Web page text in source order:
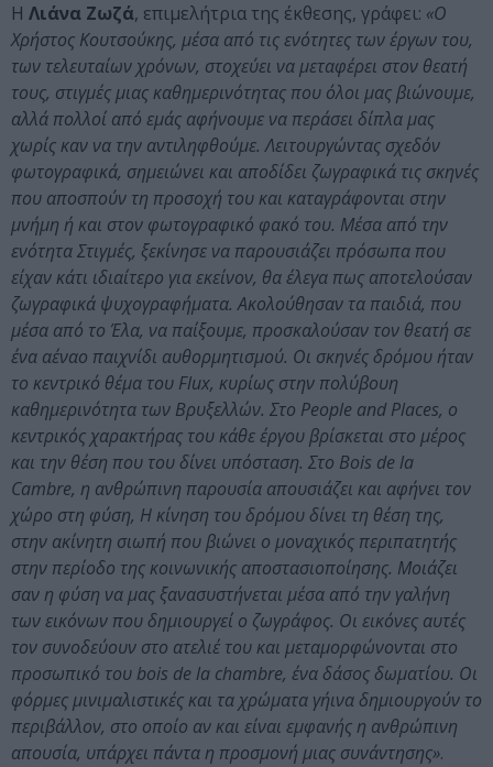
Η Λιάνα Ζωζά, επιμελήτρια της έκθεσης, γράφει: «Ο
Χρήστος Κουτσούκης, μέσα από τις ενότητες των έργων του,
των τελευταίων χρόνων, στοχεύει να μεταφέρει στον θεατή
τους, στιγμές μιας καθημερινότητας που όλοι μας βιώνουμε,
αλλά πολλοί από εμάς αφήνουμε να περάσει δίπλα μας
χωρίς καν να την αντιληφθούμε. Λειτουργώντας σχεδόν
φωτογραφικά, σημειώνει και αποδίδει ζωγραφικά τις σκηνές
που αποσπούν τη προσοχή του και καταγράφονται στην
μνήμη ή και στον φωτογραφικό φακό του. Μέσα από την
ενότητα Στιγμές, ξεκίνησε να παρουσιάζει πρόσωπα που
είχαν κάτι ιδιαίτερο για εκείνον, θα έλεγα πως αποτελούσαν
ζωγραφικά ψυχογραφήματα. Ακολούθησαν τα παιδιά, που
μέσα από το Έλα, να παίξουμε, προσκαλούσαν τον θεατή σε
ένα αέναο παιχνίδι αυθορμητισμού. Οι σκηνές δρόμου ήταν
το κεντρικό θέμα του Flux, κυρίως στην πολύβουη
καθημερινότητα των Βρυξελλών. Στο People and Places, ο
κεντρικός χαρακτήρας του κάθε έργου βρίσκεται στο μέρος
και την θέση που του δίνει υπόσταση. Στο Bois de la
Cambre, η ανθρώπινη παρουσία απουσιάζει και αφήνει τον
χώρο στη φύση, Η κίνηση του δρόμου δίνει τη θέση της,
στην ακίνητη σιωπή που βιώνει ο μοναχικός περιπατητής
στην περίοδο της κοινωνικής αποστασιοποίησης. Μοιάζει
σαν η φύση να μας ξανασυστήνεται μέσα από την γαλήνη
των εικόνων που δημιουργεί ο ζωγράφος. Οι εικόνες αυτές
τον συνοδεύουν στο ατελιέ του και μεταμορφώνονται στο
προσωπικό του bois de la chambre, ένα δάσος δωματίου. Οι
φόρμες μινιμαλιστικές και τα χρώματα γήινα δημιουργούν το
περιβάλλον, στο οποίο αν και είναι εμφανής η ανθρώπινη
απουσία, υπάρχει πάντα η προσμονή μιας συνάντησης».